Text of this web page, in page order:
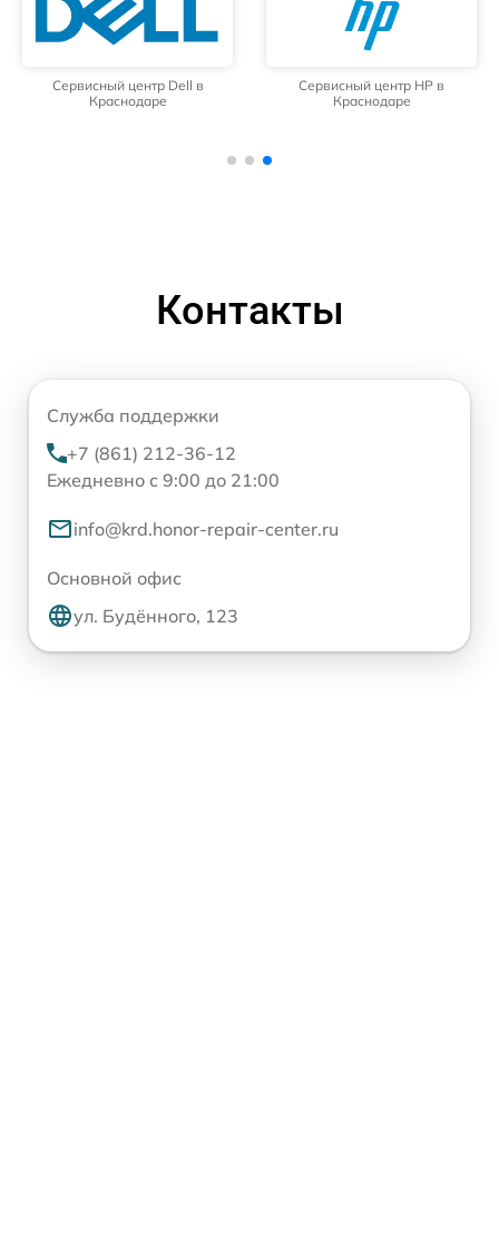
Сервисный центр Dell в
Краснодаре
Сервисный центр HP в
Краснодаре
Контакты
Служба поддержки
+7 (861) 212-36-12
Ежедневно с 9:00 до 21:00
info@krd.honor-repair-center.ru
Основной офис
ул. Будённого, 123